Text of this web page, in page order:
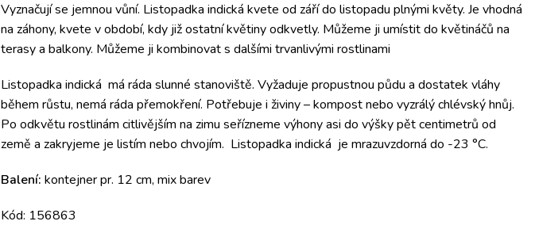
Vyznačují se jemnou vůní. Listopadka indická kvete od září do listopadu plnými květy. Je vhodná
na záhony, kvete v období, kdy již ostatní květiny odkvetly. Můžeme ji umístit do květináčů na
terasy a balkony. Můžeme ji kombinovat s dalšími trvanlivými rostlinami
Listopadka indická má ráda slunné stanoviště. Vyžaduje propustnou půdu a dostatek vláhy
během růstu, nemá ráda přemokření. Potřebuje i živiny – kompost nebo vyzrálý chlévský hnůj.
Po odkvětu rostlinám citlivějším na zimu seřízneme výhony asi do výšky pět centimetrů od
země a zakryjeme je listím nebo chvojím. Listopadka indická je mrazuvzdorná do -23 °C.
Balení: kontejner pr. 12 cm, mix barev
Kód: 156863